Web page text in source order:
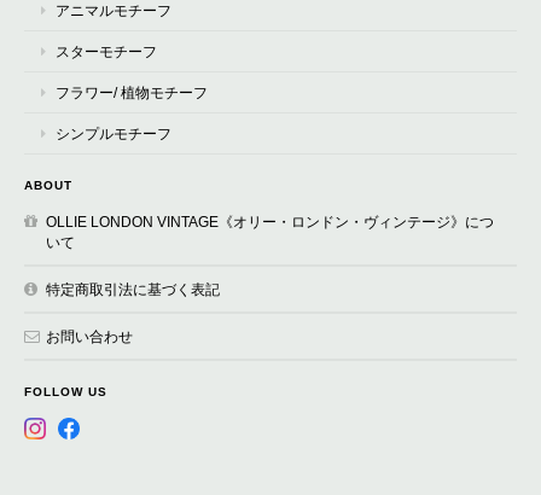
アニマルモチーフ
スターモチーフ
フラワー/ 植物モチーフ
シンプルモチーフ
ABOUT
OLLIE LONDON VINTAGE《オリー・ロンドン・ヴィンテージ》につ
いて
特定商取引法に基づく表記
お問い合わせ
FOLLOW US